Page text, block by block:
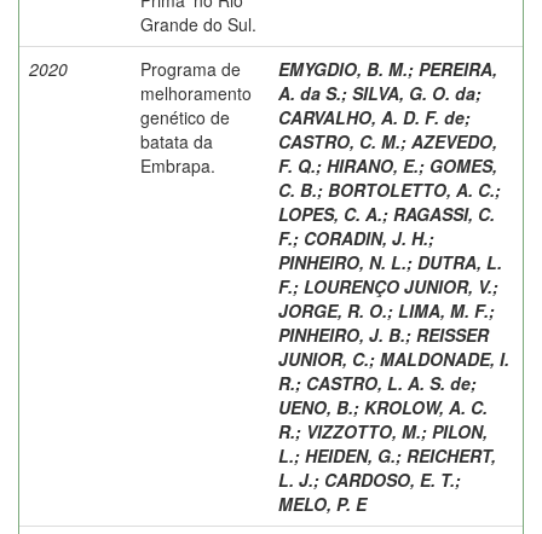
Grande do Sul.
2020
Programa de
melhoramento
genético de
batata da
Embrapa.
EMYGDIO, B. M.; PEREIRA,
A. da S.; SILVA, G. O. da;
CARVALHO, A. D. F. de;
CASTRO, C. M.; AZEVEDO,
F. Q.; HIRANO, E.; GOMES,
C. B.; BORTOLETTO, A. C.;
LOPES, C. A.; RAGASSI, C.
F.; CORADIN, J. H.;
PINHEIRO, N. L.; DUTRA, L.
F.; LOURENÇO JUNIOR, V.;
JORGE, R. O.; LIMA, M. F.;
PINHEIRO, J. B.; REISSER
JUNIOR, C.; MALDONADE, I.
R.; CASTRO, L. A. S. de;
UENO, B.; KROLOW, A. C.
R.; VIZZOTTO, M.; PILON,
L.; HEIDEN, G.; REICHERT,
L. J.; CARDOSO, E. T.;
MELO, P. E